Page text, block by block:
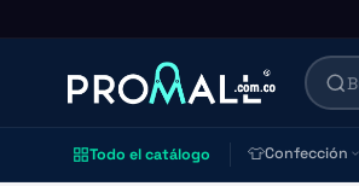
Todo el catálogo 👕Confección